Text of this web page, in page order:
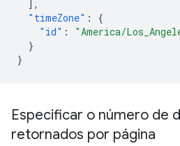
],
"timeZone" :
{
"id" :
"America/
}
}
Especificar o número de
retornados por página